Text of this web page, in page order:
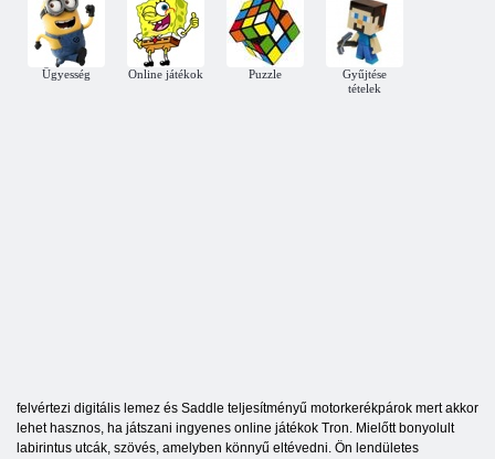
Ügyesség Online játékok Puzzle
Gyűjtése
tételek
felvértezi digitális lemez és Saddle teljesítményű motorkerékpárok mert akkor
lehet hasznos, ha játszani ingyenes online játékok Tron. Mielőtt bonyolult
labirintus utcák, szövés, amelyben könnyű eltévedni. Ön lendületes